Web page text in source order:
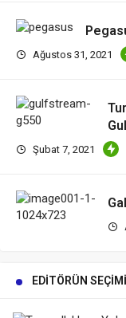
Ağustos 31, 2021
Şubat 7, 2021
EDITÖRÜN SEÇIMI